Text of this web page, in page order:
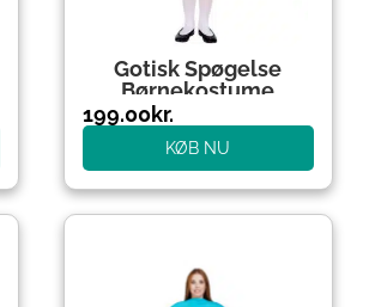
Gotisk Spøgelse
Børnekostume
199.00kr.
KØB NU